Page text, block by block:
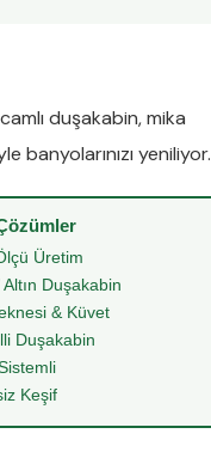
camlı duşakabin,mika
banyolarınızı yeniliyor.
Üretim
Duşakabin
& Küvet
Duşakabin
Keşif